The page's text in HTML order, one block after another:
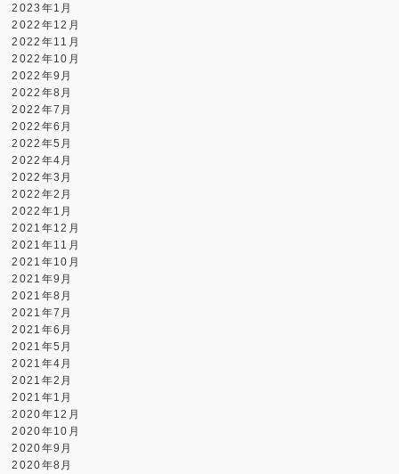
2023年1月
2022年12月
2022年11月
2022年10月
2022年9月
2022年8月
2022年7月
2022年6月
2022年5月
2022年4月
2022年3月
2022年2月
2022年1月
2021年12月
2021年11月
2021年10月
2021年9月
2021年8月
2021年7月
2021年6月
2021年5月
2021年4月
2021年2月
2021年1月
2020年12月
2020年10月
2020年9月
2020年8月